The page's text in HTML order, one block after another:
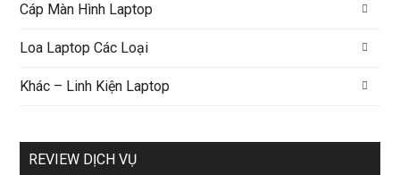
Cáp Màn Hình Laptop
Loa Laptop Các Loại
Khác – Linh Kiện Laptop
REVIEW DỊCH VỤ